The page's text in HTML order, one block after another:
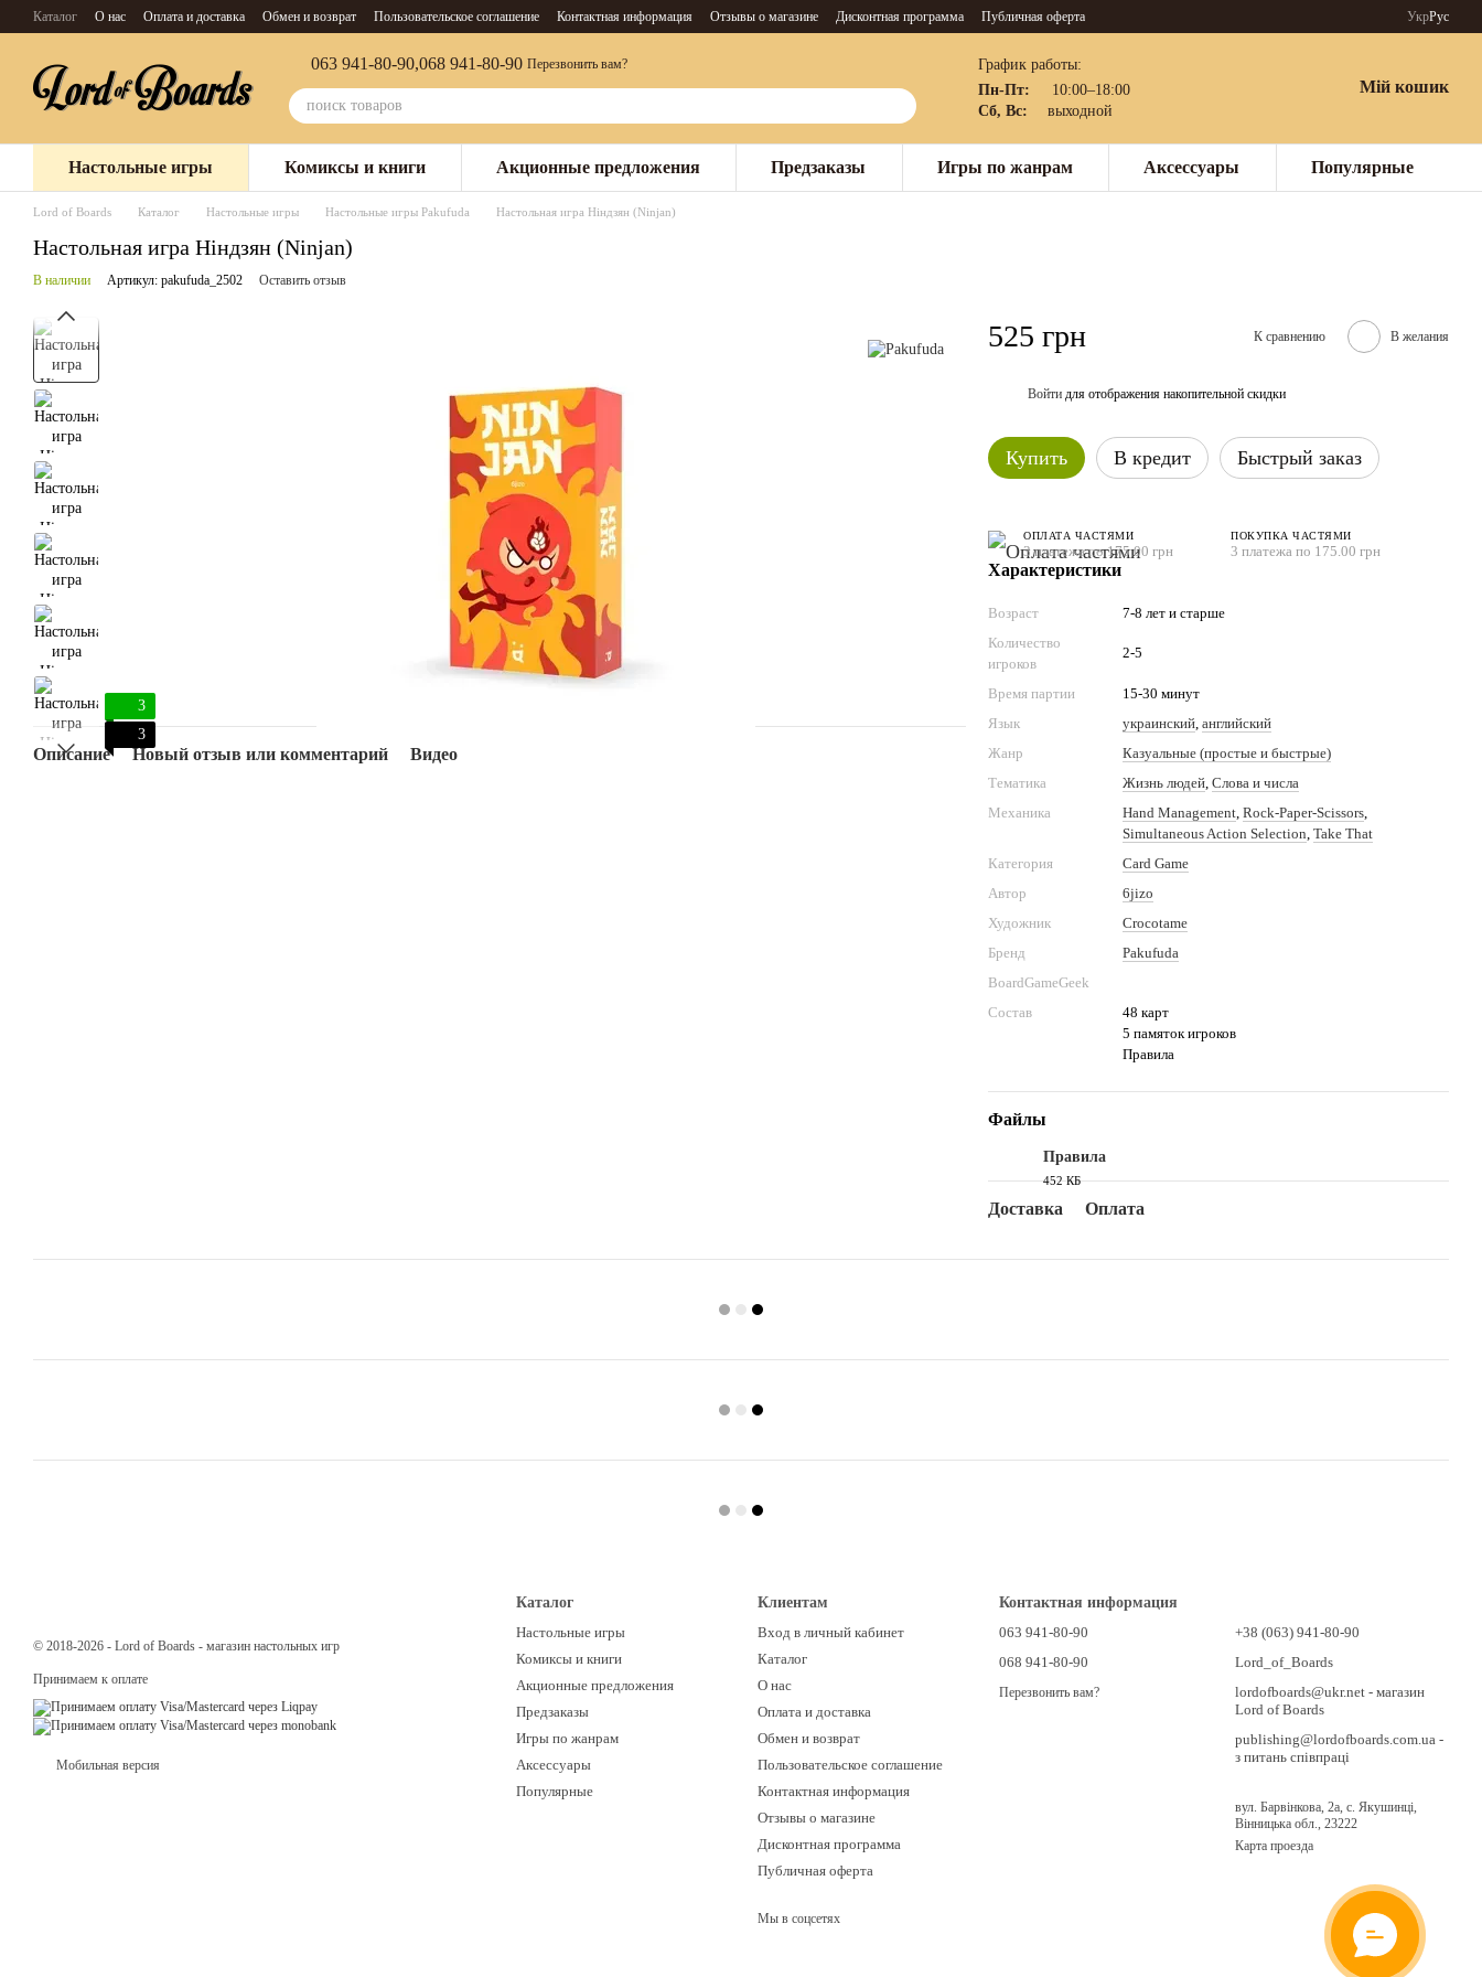
Перейти к основному контенту
Каталог О нас Оплата и доставка Обмен и возврат Пользовательское соглашение Контактная информация Отзывы о магазине Дисконтная программа Публичная оферта УкрРус
063 941-80-90,068 941-80-90 Перезвонить вам?
График работы:
Пн-Пт:
10:00–18:00
Сб, Вс:
выходной
Мій кошик
Настольные игры Комиксы и книги Акционные предложения Предзаказы Игры по жанрам Аксессуары Популярные
Lord of Boards Каталог Настольные игры Настольные игры Pakufuda Настольная игра Ніндзян (Ninjan)
Настольная игра Ніндзян (Ninjan)
В наличии Артикул: pakufuda_2502 Оставить отзыв
3
3
Описание Новый отзыв или комментарий Видео
525 грн К сравнению В желания
Войти для отображения накопительной скидки
Купить В кредит Быстрый заказ
ОПЛАТА ЧАСТЯМИ
3 платежа по 175.00 грн
ПОКУПКА ЧАСТЯМИ
3 платежа по 175.00 грн
Характеристики
Возраст
7-8 лет и старше
Количество
игроков
2-5
Время партии
15-30 минут
Язык
украинский, английский
Жанр
Казуальные (простые и быстрые)
Тематика
Жизнь людей, Слова и числа
Механика
Hand Management, Rock-Paper-Scissors,
Simultaneous Action Selection, Take That
Категория
Card Game
Автор
6jizo
Художник
Crocotame
Бренд
Pakufuda
BoardGameGeek
Состав
48 карт
5 памяток игроков
Правила
Файлы
Правила
452 КБ
Доставка Оплата
© 2018-2026 - Lord of Boards - магазин настольных игр
Принимаем к оплате
Мобильная версия
Каталог
Настольные игры
Комиксы и книги
Акционные предложения
Предзаказы
Игры по жанрам
Аксессуары
Популярные
Клиентам
Вход в личный кабинет
Каталог
О нас
Оплата и доставка
Обмен и возврат
Пользовательское соглашение
Контактная информация
Отзывы о магазине
Дисконтная программа
Публичная оферта
Мы в соцсетях
Контактная информация
063 941-80-90
068 941-80-90
Перезвонить вам?
+38 (063) 941-80-90
Lord_of_Boards
lordofboards@ukr.net - магазин
Lord of Boards
publishing@lordofboards.com.ua -
з питань співпраці
вул. Барвінкова, 2а, с. Якушинці,
Вінницька обл., 23222
Карта проезда